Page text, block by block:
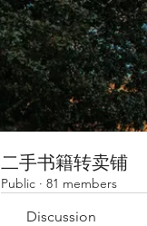
二手书籍转卖铺
Public · 81 members
Discussion